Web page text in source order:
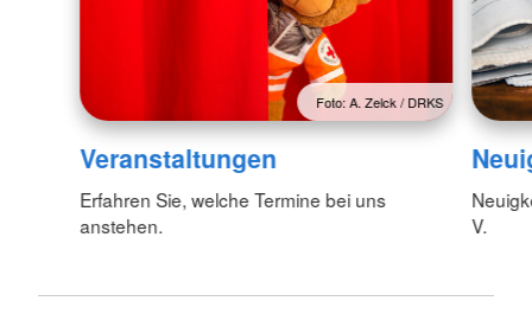
Foto: A. Zelck / DRKS
Veranstaltungen
Erfahren Sie, welche Termine bei uns
anstehen.
V.